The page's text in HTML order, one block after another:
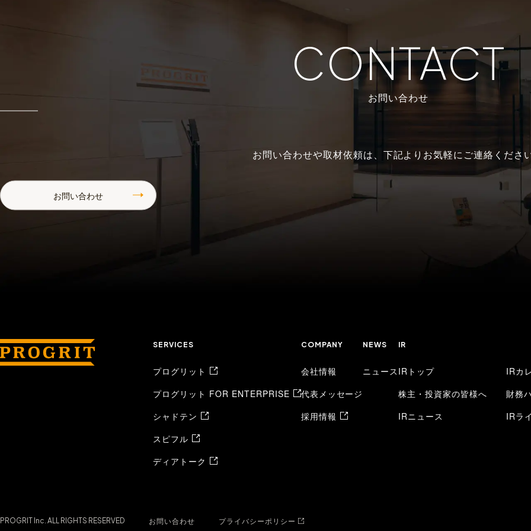
CONTACT
お問い合わせ
お問い合わせや取材依頼は、 下記よりお気軽にご連絡くださ
お問い合わせ
SERVICES
プログリット
プログリット FOR ENTERPRISE
シャドテン
スピフル
ディアトーク
COMPANY
会社情報
代表メッセージ
採用情報
NEWS
ニュース
IR
IRトップ
株主・投資家の皆様へ
IRニュース
IRカ
財務
IRラ
お問い合わせ プライバシーポリシー
PROGRIT Inc. ALL RIGHTS RESERVED